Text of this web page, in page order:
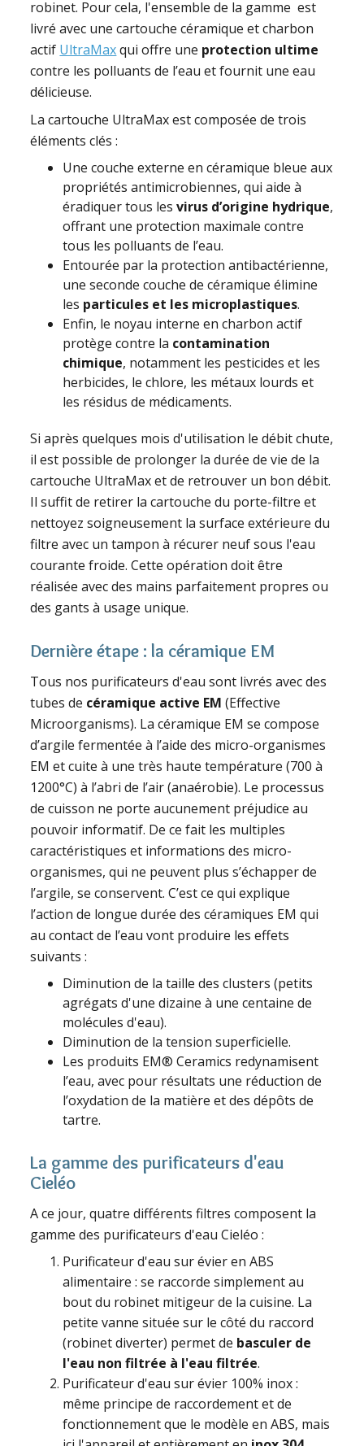
robinet. Pour cela, l'ensemble de la gamme est
livré avec une cartouche céramique et charbon
actif UltraMaxqui offre une protection ultime
contre les polluants de l’eau et fournit une eau
délicieuse.
La cartouche UltraMax est composée de trois
éléments clés :
Une couche externe en céramique bleue aux
propriétés antimicrobiennes, qui aide à
éradiquer tous lesvirus d’origine hydrique,
offrant une protection maximale contre
tous les polluants de l’eau.
Entourée par la protection antibactérienne,
une seconde couche de céramique élimine
les particules et les microplastiques.
Enfin, le noyau interne en charbon actif
protège contre la contamination
chimique, notamment les pesticides et les
herbicides, le chlore, les métaux lourds et
les résidus de médicaments.
Si après quelques mois d'utilisation le débit chute,
il est possible de prolonger la durée de vie de la
cartouche UltraMax et de retrouver un bon débit.
Il suffit de retirer la cartouche du porte-filtre et
nettoyez soigneusement la surface extérieure du
filtre avec un tampon à récurer neuf sous l'eau
courante froide. Cette opération doit être
réalisée avec des mains parfaitement propres ou
des gants à usage unique.
Dernière étape : la céramique EM
Tous nos purificateurs d'eau sont livrés avec des
tubes de céramique active EM (Effective
Microorganisms). La céramique EM se compose
d’argile fermentée à l’aide des micro-organismes
EM et cuite à une très haute température (700 à
1200°C) à l’abri de l’air (anaérobie). Le processus
de cuisson ne porte aucunement préjudice au
pouvoir informatif. De ce fait les multiples
caractéristiques et informations des micro-
organismes, qui ne peuvent plus s’échapper de
l’argile, se conservent. C’est ce qui explique
l’action de longue durée des céramiques EM qui
au contact de l’eau vont produire les effets
suivants :
Diminution de la taille des clusters (petits
agrégats d'une dizaine à une centaine de
molécules d'eau).
Diminution de la tension superficielle.
Les produits EM® Ceramics redynamisent
l’eau, avec pour résultats une réduction de
l’oxydation de la matière et des dépôts de
tartre.
La gamme des purificateurs d'eau
Cieléo
A ce jour, quatre différents filtres composent la
gamme des purificateurs d'eau Cieléo :
Purificateur d'eau sur évier en ABS
alimentaire : se raccorde simplement au
bout du robinet mitigeur de la cuisine. La
petite vanne située sur le côté du raccord
(robinet diverter) permet de basculer de
l'eau non filtrée à l'eau filtrée.
Purificateur d'eau sur évier 100% inox :
même principe de raccordement et de
fonctionnement que le modèle en ABS, mais